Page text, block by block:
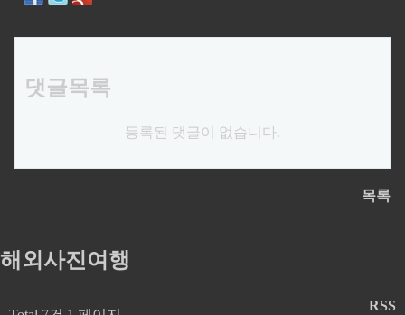
댓글목록
등록된 댓글이 없습니다.
목록
해외사진여행
RSS